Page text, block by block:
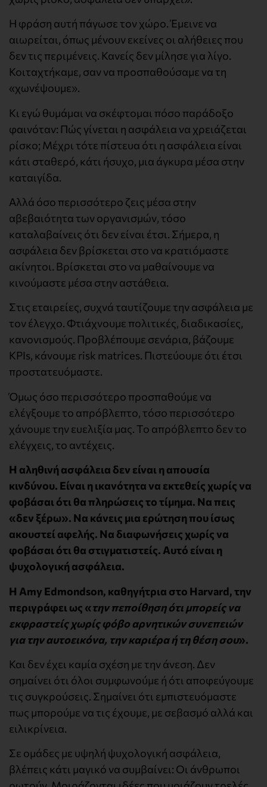
Η φράση αυτή πάγωσε τον χώρο. Έμεινε να
αιωρείται, όπως μένουν εκείνες οι αλήθειες που
δεν τις περιμένεις. Κανείς δεν μίλησε για λίγο.
Κοιταχτήκαμε, σαν να προσπαθούσαμε να τη
«χωνέψουμε».
Κι εγώ θυμάμαι να σκέφτομαι πόσο παράδοξο
φαινόταν: Πώς γίνεται η ασφάλεια να χρειάζεται
ρίσκο; Μέχρι τότε πίστευα ότι η ασφάλεια είναι
κάτι σταθερό, κάτι ήσυχο, μια άγκυρα μέσα στην
καταιγίδα.
Αλλά όσο περισσότερο ζεις μέσα στην
αβεβαιότητα των οργανισμών, τόσο
καταλαβαίνεις ότι δεν είναι έτσι. Σήμερα, η
ασφάλεια δεν βρίσκεται στο να κρατιόμαστε
ακίνητοι. Βρίσκεται στο να μαθαίνουμε να
κινούμαστε μέσα στην αστάθεια.
Στις εταιρείες, συχνά ταυτίζουμε την ασφάλεια με
τον έλεγχο. Φτιάχνουμε πολιτικές, διαδικασίες,
κανονισμούς. Προβλέπουμε σενάρια, βάζουμε
KPIs, κάνουμε risk matrices. Πιστεύουμε ότι έτσι
προστατευόμαστε.
Όμως όσο περισσότερο προσπαθούμε να
ελέγξουμε το απρόβλεπτο, τόσο περισσότερο
χάνουμε την ευελιξία μας. Το απρόβλεπτο δεν το
ελέγχεις, το αντέχεις.
Η αληθινή ασφάλεια δεν είναι η απουσία
κινδύνου. Είναι η ικανότητα να εκτεθείς χωρίς να
φοβάσαι ότι θα πληρώσεις το τίμημα. Να πεις
«δεν ξέρω». Να κάνεις μια ερώτηση που ίσως
ακουστεί αφελής. Να διαφωνήσεις χωρίς να
φοβάσαι ότι θα στιγματιστείς. Αυτό είναι η
ψυχολογική ασφάλεια.
Η Amy Edmondson, καθηγήτρια στο Harvard, την
περιγράφει ως «την πεποίθηση ότι μπορείς να
εκφραστείς χωρίς φόβο αρνητικών συνεπειών
για την αυτοεικόνα, την καριέρα ή τη θέση σου».
Και δεν έχει καμία σχέση με την άνεση. Δεν
σημαίνει ότι όλοι συμφωνούμε ή ότι αποφεύγουμε
τις συγκρούσεις. Σημαίνει ότι εμπιστευόμαστε
πως μπορούμε να τις έχουμε, με σεβασμό αλλά και
ειλικρίνεια.
Σε ομάδες με υψηλή ψυχολογική ασφάλεια,
βλέπεις κάτι μαγικό να συμβαίνει: Οι άνθρωποι